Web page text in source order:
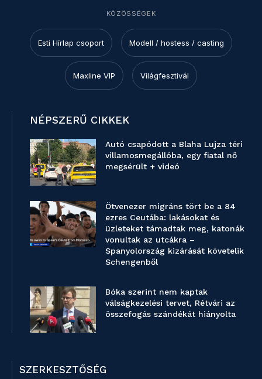
KÖZÖSSÉGEK
Esti Hírlap csoport Modell / hostess / casting
Maxline VIP Világfesztivál
NÉPSZERŰ CIKKEK
Autó csapódott a Blaha Lujza téri
villamosmegállóba, egy fiatal nő
megsérült + videó
Ötvenezer migráns tört be a 84
ezres Ceutába: lakásokat és
üzleteket támadtak meg, katonák
vonultak az utcákra –
Spanyolország kizárását követelik
Schengenből
Bóka szerint nem kaptak
válságkezelési tervet, Rétvári az
összefogás szándékát hiányolta
SZERKESZTŐSÉG